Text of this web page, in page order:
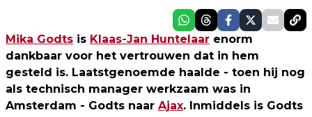
Mika Godts is Klaas-Jan Huntelaar enorm
dankbaar voor het vertrouwen dat in hem
gesteld is. Laatstgenoemde haalde - toen hij nog
als technisch manager werkzaam was in
Amsterdam - Godts naar Ajax. Inmiddels is Godts